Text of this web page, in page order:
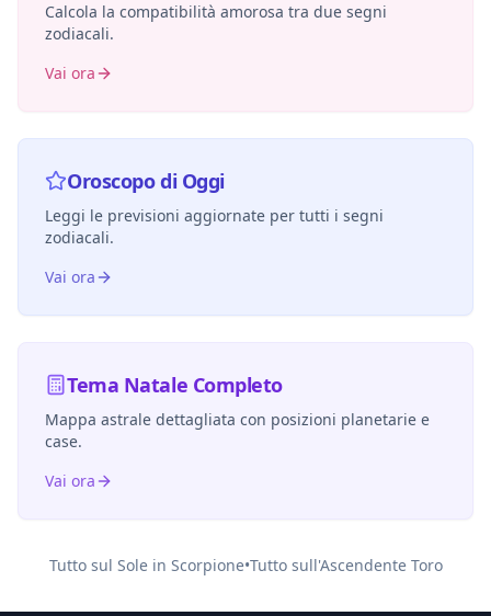
Calcola la compatibilità amorosa tra due segni
zodiacali.
Vai ora
Oroscopo di Oggi
Leggi le previsioni aggiornate per tutti i segni
zodiacali.
Vai ora
Tema Natale Completo
Mappa astrale dettagliata con posizioni planetarie e
case.
Vai ora
Tutto sul Sole in Scorpione•Tutto sull'Ascendente Toro